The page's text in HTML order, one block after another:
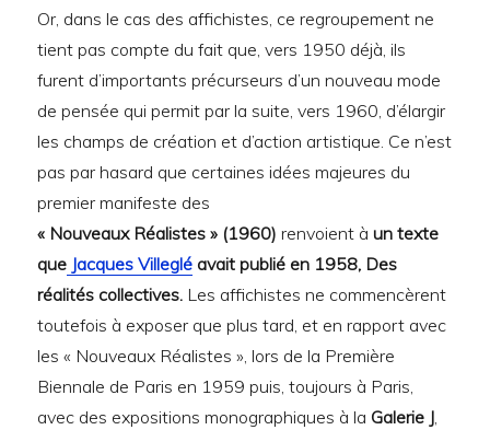
Or, dans le cas des affichistes, ce regroupement ne
tient pas compte du fait que, vers 1950 déjà, ils
furent d’importants précurseurs d’un nouveau mode
de pensée qui permit par la suite, vers 1960, d’élargir
les champs de création et d’action artistique. Ce n’est
pas par hasard que certaines idées majeures du
premier manifeste des
« Nouveaux Réalistes » (1960) renvoient à un texte
que Jacques Villeglé avait publié en 1958, Des
réalités collectives. Les affichistes ne commencèrent
toutefois à exposer que plus tard, et en rapport avec
les « Nouveaux Réalistes », lors de la Première
Biennale de Paris en 1959 puis, toujours à Paris,
avec des expositions monographiques à la Galerie J,